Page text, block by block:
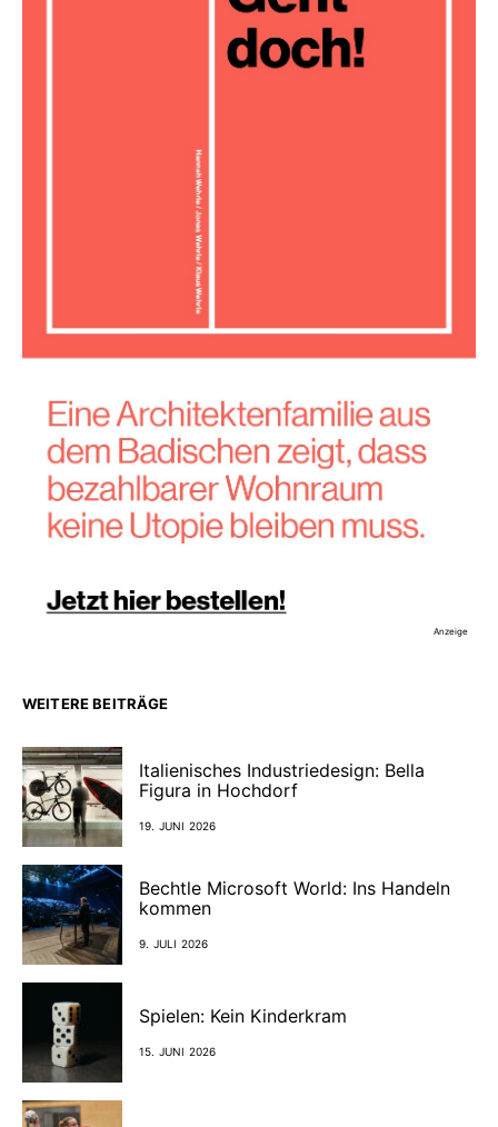
Anzeige
WEITERE BEITRÄGE
Italienisches Industriedesign: Bella
Figura in Hochdorf
19. JUNI 2026
Bechtle Microsoft World: Ins Handeln
kommen
9. JULI 2026
Spielen: Kein Kinderkram
15. JUNI 2026